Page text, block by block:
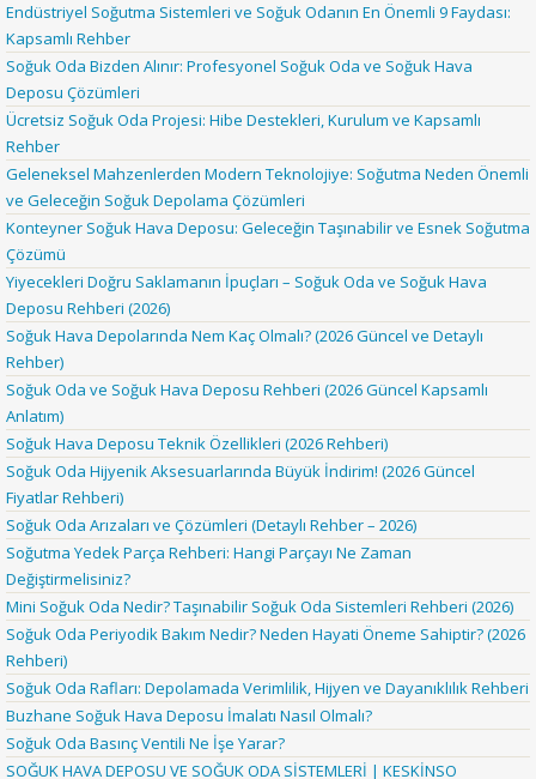
Endüstriyel Soğutma Sistemleri ve Soğuk Odanın En Önemli 9 Faydası:
Kapsamlı Rehber
Soğuk Oda Bizden Alınır: Profesyonel Soğuk Oda ve Soğuk Hava
Deposu Çözümleri
Ücretsiz Soğuk Oda Projesi: Hibe Destekleri, Kurulum ve Kapsamlı
Rehber
Geleneksel Mahzenlerden Modern Teknolojiye: Soğutma Neden Önemli
ve Geleceğin Soğuk Depolama Çözümleri
Konteyner Soğuk Hava Deposu: Geleceğin Taşınabilir ve Esnek Soğutma
Çözümü
Yiyecekleri Doğru Saklamanın İpuçları – Soğuk Oda ve Soğuk Hava
Deposu Rehberi (2026)
Soğuk Hava Depolarında Nem Kaç Olmalı? (2026 Güncel ve Detaylı
Rehber)
Soğuk Oda ve Soğuk Hava Deposu Rehberi (2026 Güncel Kapsamlı
Anlatım)
Soğuk Hava Deposu Teknik Özellikleri (2026 Rehberi)
Soğuk Oda Hijyenik Aksesuarlarında Büyük İndirim! (2026 Güncel
Fiyatlar Rehberi)
Soğuk Oda Arızaları ve Çözümleri (Detaylı Rehber – 2026)
Soğutma Yedek Parça Rehberi: Hangi Parçayı Ne Zaman
Değiştirmelisiniz?
Mini Soğuk Oda Nedir? Taşınabilir Soğuk Oda Sistemleri Rehberi (2026)
Soğuk Oda Periyodik Bakım Nedir? Neden Hayati Öneme Sahiptir? (2026
Rehberi)
Soğuk Oda Rafları: Depolamada Verimlilik, Hijyen ve Dayanıklılık Rehberi
Buzhane Soğuk Hava Deposu İmalatı Nasıl Olmalı?
Soğuk Oda Basınç Ventili Ne İşe Yarar?
SOĞUK HAVA DEPOSU VE SOĞUK ODA SİSTEMLERİ | KESKİNSO